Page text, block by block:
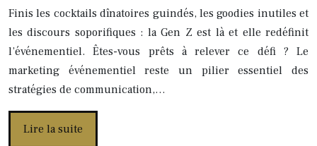
Finis les cocktails dînatoires guindés, les goodies inutiles et
les discours soporifiques : la Gen Z est là et elle redéfinit
l’événementiel. Êtes-vous prêts à relever ce défi ? Le
marketing événementiel reste un pilier essentiel des
stratégies de communication,…
Lire la suite